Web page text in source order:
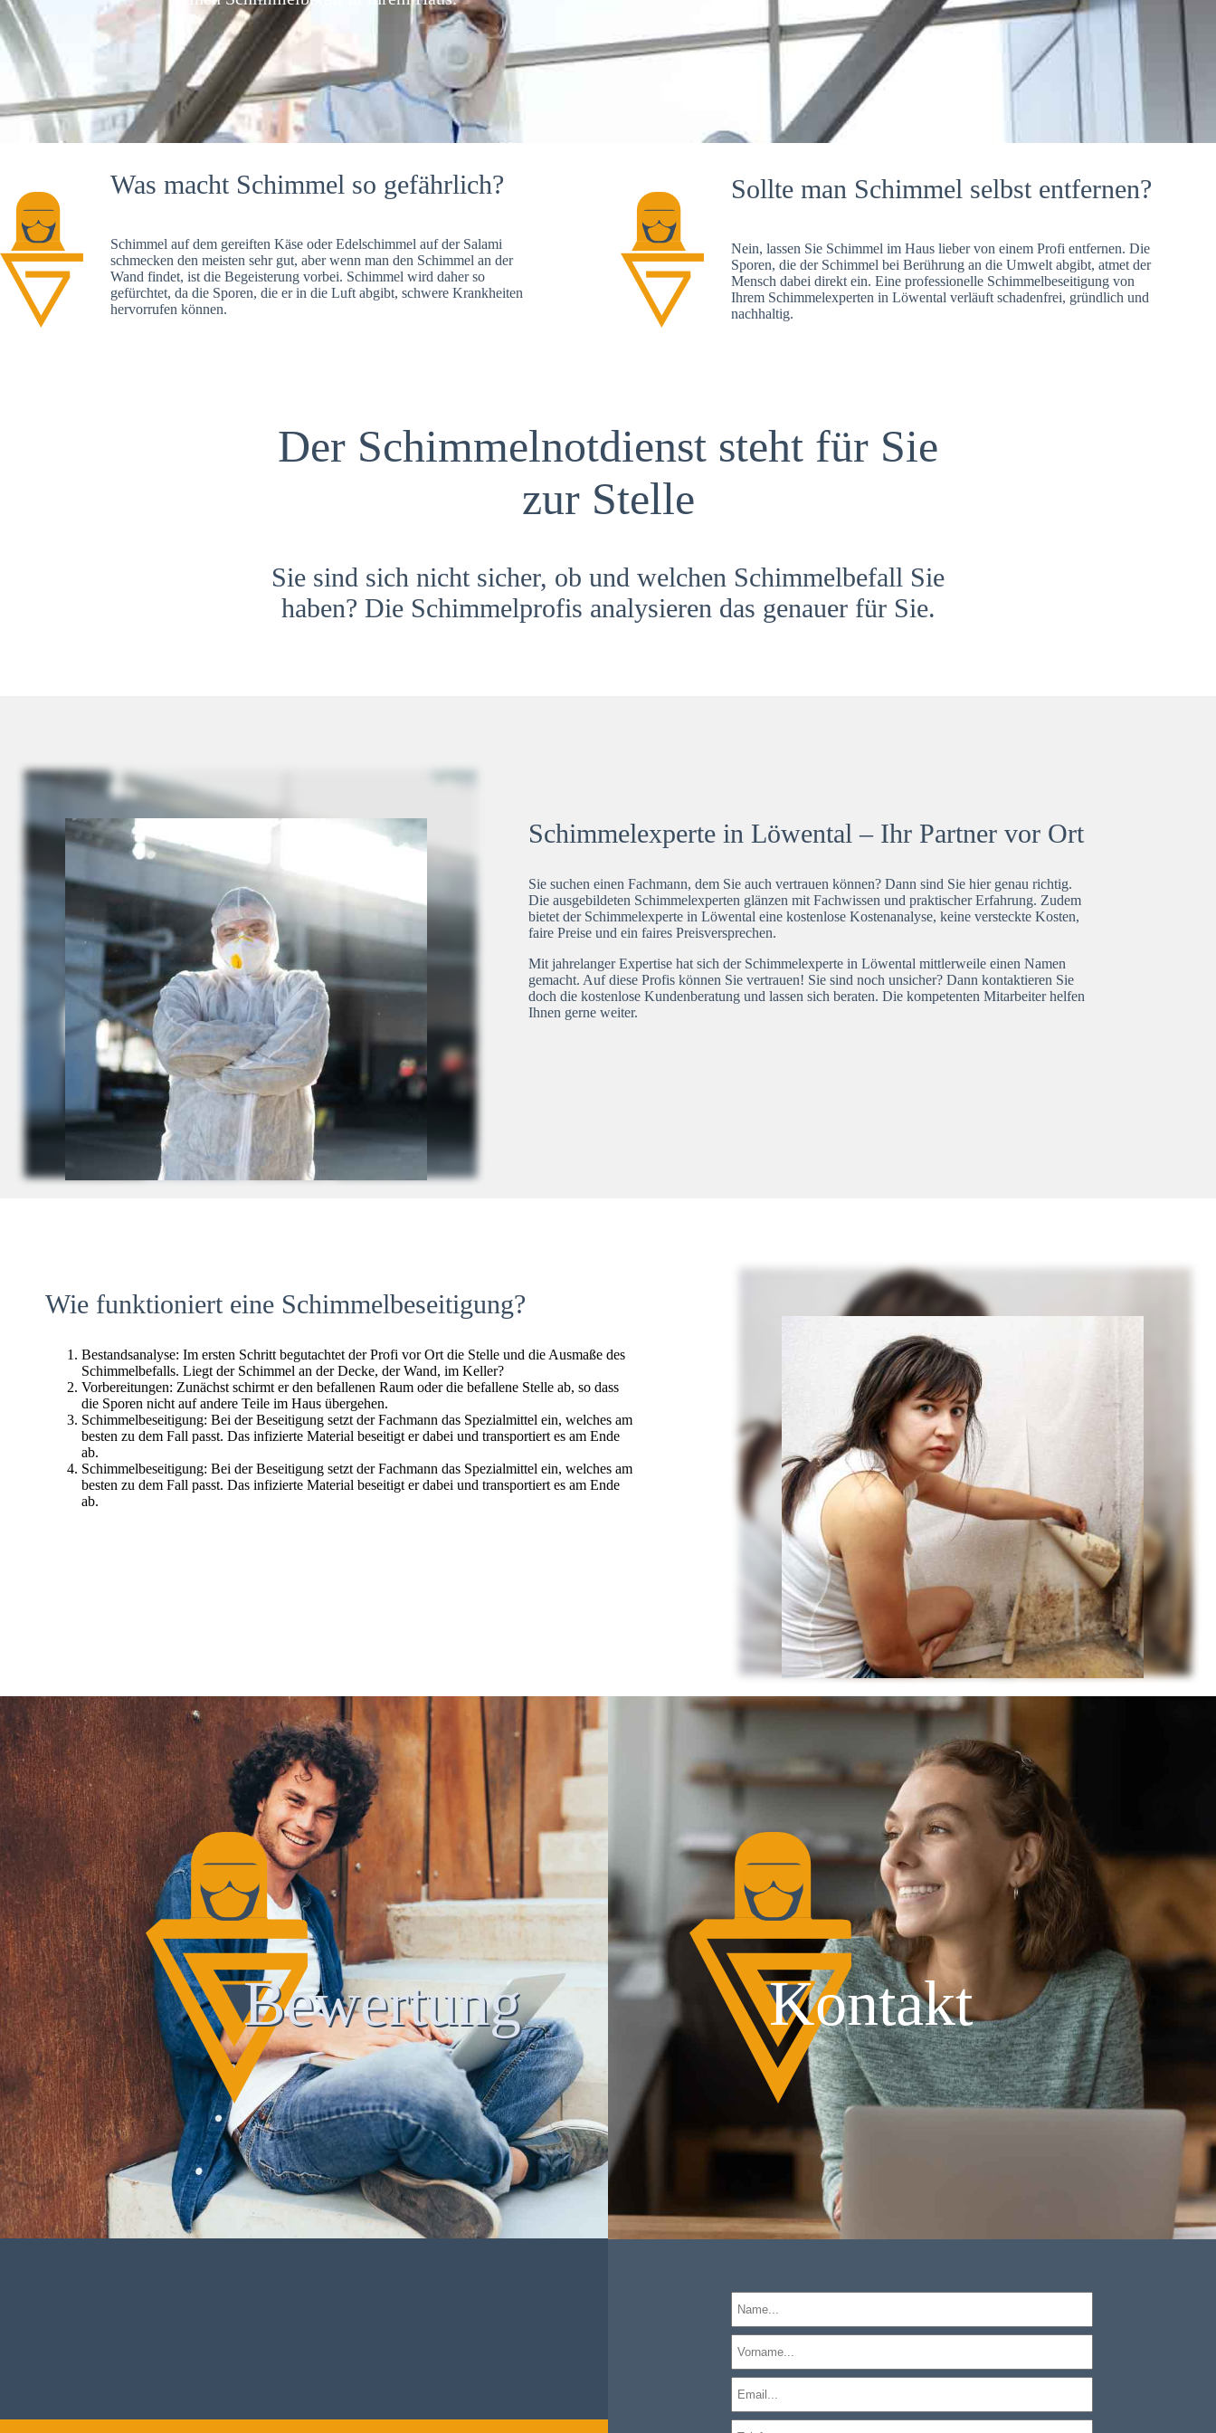
Was macht Schimmel so gefährlich?
Schimmel auf dem gereiften Käse oder Edelschimmel auf der Salami
schmecken den meisten sehr gut, aber wenn man den Schimmel an der
Wand findet, ist die Begeisterung vorbei. Schimmel wird daher so
gefürchtet, da die Sporen, die er in die Luft abgibt, schwere Krankheiten
hervorrufen können.
Sollte man Schimmel selbst entfernen?
Nein, lassen Sie Schimmel im Haus lieber von einem Profi entfernen. Die
Sporen, die der Schimmel bei Berührung an die Umwelt abgibt, atmet der
Mensch dabei direkt ein. Eine professionelle Schimmelbeseitigung von
Ihrem Schimmelexperten in Löwental verläuft schadenfrei, gründlich und
nachhaltig.
Der Schimmelnotdienst steht für Sie
zur Stelle
Sie sind sich nicht sicher, ob und welchen Schimmelbefall Sie
haben? Die Schimmelprofis analysieren das genauer für Sie.
Schimmelexperte in Löwental – Ihr Partner vor Ort
Sie suchen einen Fachmann, dem Sie auch vertrauen können? Dann sind Sie hier genau richtig.
Die ausgebildeten Schimmelexperten glänzen mit Fachwissen und praktischer Erfahrung. Zudem
bietet der Schimmelexperte in Löwental eine kostenlose Kostenanalyse, keine versteckte Kosten,
faire Preise und ein faires Preisversprechen.
Mit jahrelanger Expertise hat sich der Schimmelexperte in Löwental mittlerweile einen Namen
gemacht. Auf diese Profis können Sie vertrauen! Sie sind noch unsicher? Dann kontaktieren Sie
doch die kostenlose Kundenberatung und lassen sich beraten. Die kompetenten Mitarbeiter helfen
Ihnen gerne weiter.
Wie funktioniert eine Schimmelbeseitigung?
Bestandsanalyse: Im ersten Schritt begutachtet der Profi vor Ort die Stelle und die Ausmaße des
Schimmelbefalls. Liegt der Schimmel an der Decke, der Wand, im Keller?
Vorbereitungen: Zunächst schirmt er den befallenen Raum oder die befallene Stelle ab, so dass
die Sporen nicht auf andere Teile im Haus übergehen.
Schimmelbeseitigung: Bei der Beseitigung setzt der Fachmann das Spezialmittel ein, welches am
besten zu dem Fall passt. Das infizierte Material beseitigt er dabei und transportiert es am Ende
ab.
Schimmelbeseitigung: Bei der Beseitigung setzt der Fachmann das Spezialmittel ein, welches am
besten zu dem Fall passt. Das infizierte Material beseitigt er dabei und transportiert es am Ende
ab.
Bewertung Kontakt